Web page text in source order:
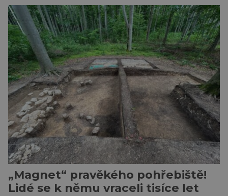
v Hodoníně u Kunštátu. Jeho pozůstatky byly
nedávno odkrývány archeology. Někteří z asi
1400 Romů a Sintů, kteří byli v táboře
internováni, v něm vydechli naposledy. Jiné
čekal transport do […]
„Magnet“ pravěkého pohřebiště!
Lidé se k němu vraceli tisíce let